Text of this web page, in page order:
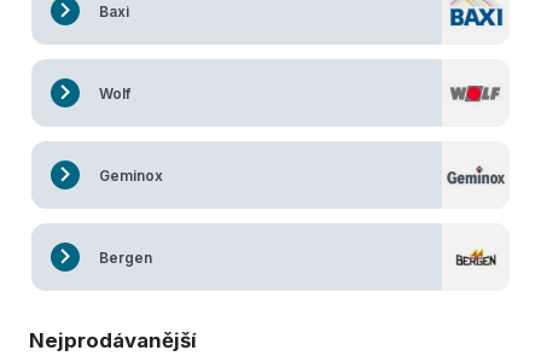
Baxi
Wolf
Geminox
Bergen
Nejprodávanější